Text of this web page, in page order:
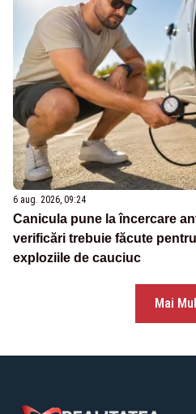
6 aug. 2026, 09:24
Canicula pune la încercare
verificări trebuie făcute
exploziile de cauciuc
Mai